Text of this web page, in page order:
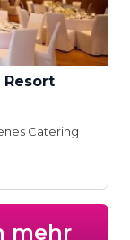
Catering
mehr